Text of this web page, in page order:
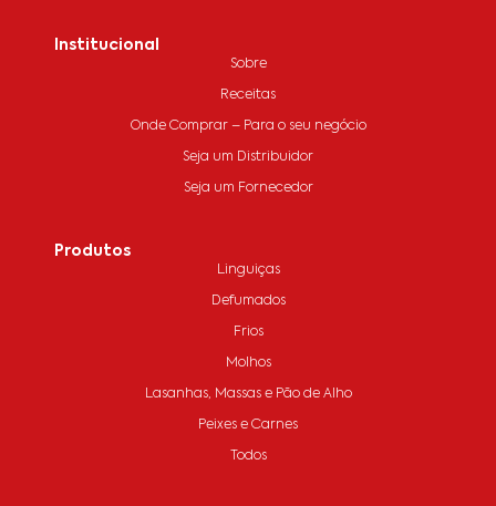
Institucional
Sobre
Receitas
Onde Comprar – Para o seu negócio
Seja um Distribuidor
Seja um Fornecedor
Produtos
Linguiças
Defumados
Frios
Molhos
Lasanhas, Massas e Pão de Alho
Peixes e Carnes
Todos